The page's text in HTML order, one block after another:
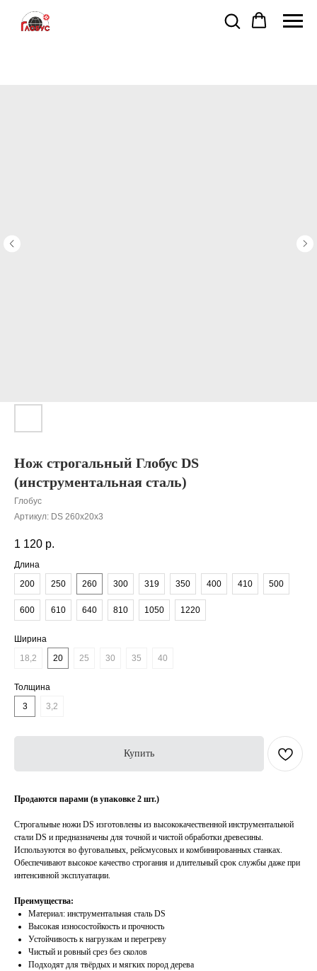
Нож строгальный Глобус DS
(инструментальная сталь)
Глобус
Артикул: DS 260x20x3
1 120 р.
Длина
200
250 260 300 319 350 400 410 500
600 610 640 810 1050 1220
Ширина
18,2
20 25 30 35 40
Толщина
3
3,2
Купить
Продаются парами (в упаковке 2 шт.)
Строгальные ножи DS изготовлены из высококачественной инструментальной
стали DS и предназначены для точной и чистой обработки древесины.
Используются во фуговальных, рейсмусовых и комбинированных станках.
Обеспечивают высокое качество строгания и длительный срок службы даже при
интенсивной эксплуатации.
Преимущества:
Материал: инструментальная сталь DS
Высокая износостойкость и прочность
Устойчивость к нагрузкам и перегреву
Чистый и ровный срез без сколов
Подходят для твёрдых и мягких пород дерева